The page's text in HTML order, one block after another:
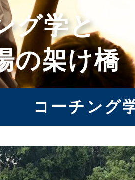
グ学と
の架け橋
コーチング